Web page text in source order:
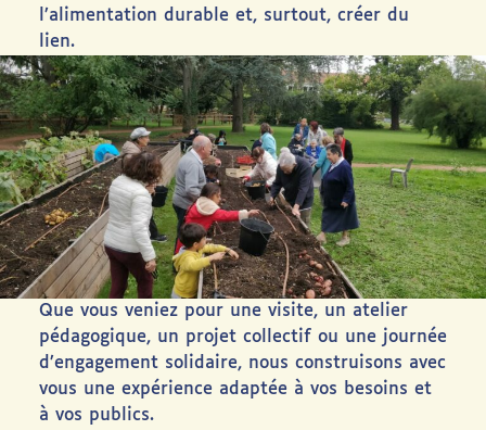
l’alimentation durable et, surtout, créer du
lien.
Que vous veniez pour une visite, un atelier
pédagogique, un projet collectif ou une journée
d’engagement solidaire, nous construisons avec
vous une expérience adaptée à vos besoins et
à vos publics.